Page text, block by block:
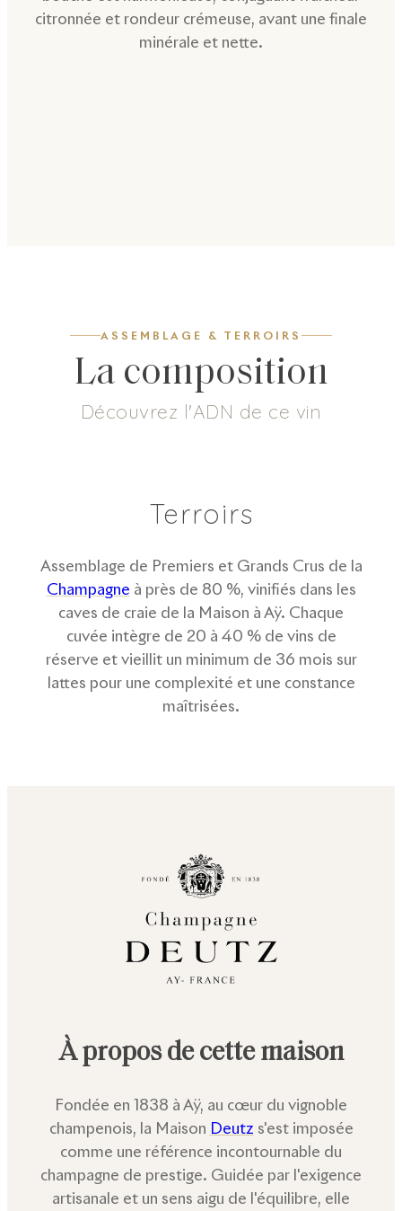
citronnée et rondeur crémeuse, avant une finale
minérale et nette.
ASSEMBLAGE & TERROIRS
La composition
Découvrez l'ADN de ce vin
Terroirs
Assemblage de Premiers et Grands Crus de la
Champagne à près de 80 %, vinifiés dans les
caves de craie de la Maison à Aÿ. Chaque
cuvée intègre de 20 à 40 % de vins de
réserve et vieillit un minimum de 36 mois sur
lattes pour une complexité et une constance
maîtrisées.
À propos de cette maison
Fondée en 1838 à Aÿ, au cœur du vignoble
champenois, la Maison Deutz s'est imposée
comme une référence incontournable du
champagne de prestige. Guidée par l'exigence
artisanale et un sens aigu de l'équilibre, elle